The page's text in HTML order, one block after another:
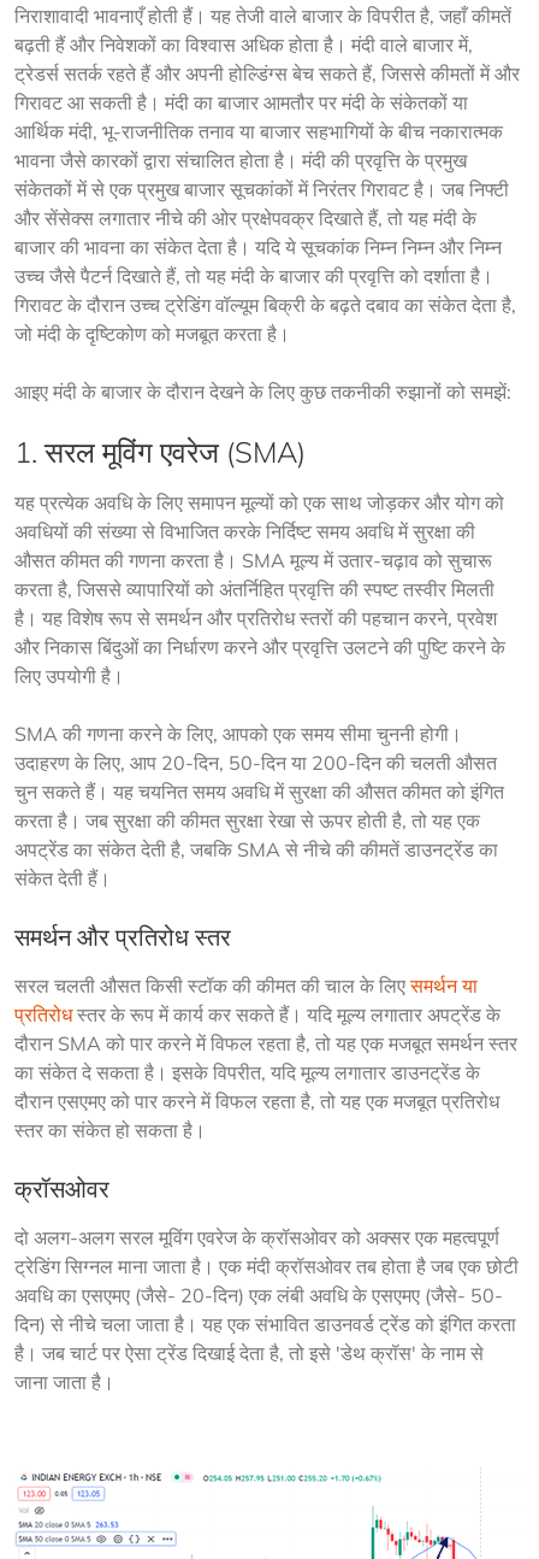
निराशावादी भावनाएँ होती हैं। यह तेजी वाले बाजार के विपरीत है, जहाँ कीमतें
बढ़ती हैं और निवेशकों का विश्वास अधिक होता है। मंदी वाले बाजार में,
ट्रेडर्स सतर्क रहते हैं और अपनी होल्डिंग्स बेच सकते हैं, जिससे कीमतों में और
गिरावट आ सकती है। मंदी का बाजार आमतौर पर मंदी के संकेतकों या
आर्थिक मंदी, भू-राजनीतिक तनाव या बाजार सहभागियों के बीच नकारात्मक
भावना जैसे कारकों द्वारा संचालित होता है। मंदी की प्रवृत्ति के प्रमुख
संकेतकों में से एक प्रमुख बाजार सूचकांकों में निरंतर गिरावट है। जब निफ्टी
और सेंसेक्स लगातार नीचे की ओर प्रक्षेपवक्र दिखाते हैं, तो यह मंदी के
बाजार की भावना का संकेत देता है। यदि ये सूचकांक निम्न निम्न और निम्न
उच्च जैसे पैटर्न दिखाते हैं, तो यह मंदी के बाजार की प्रवृत्ति को दर्शाता है।
गिरावट के दौरान उच्च ट्रेडिंग वॉल्यूम बिक्री के बढ़ते दबाव का संकेत देता है,
जो मंदी के दृष्टिकोण को मजबूत करता है।
आइए मंदी के बाजार के दौरान देखने के लिए कुछ तकनीकी रुझानों को समझें:
1. सरल मूविंग एवरेज (SMA)
यह प्रत्येक अवधि के लिए समापन मूल्यों को एक साथ जोड़कर और योग को
अवधियों की संख्या से विभाजित करके निर्दिष्ट समय अवधि में सुरक्षा की
औसत कीमत की गणना करता है। SMA मूल्य में उतार-चढ़ाव को सुचारू
करता है, जिससे व्यापारियों को अंतर्निहित प्रवृत्ति की स्पष्ट तस्वीर मिलती
है। यह विशेष रूप से समर्थन और प्रतिरोध स्तरों की पहचान करने, प्रवेश
और निकास बिंदुओं का निर्धारण करने और प्रवृत्ति उलटने की पुष्टि करने के
लिए उपयोगी है।
SMA की गणना करने के लिए, आपको एक समय सीमा चुननी होगी।
उदाहरण के लिए, आप 20-दिन, 50-दिन या 200-दिन की चलती औसत
चुन सकते हैं। यह चयनित समय अवधि में सुरक्षा की औसत कीमत को इंगित
करता है। जब सुरक्षा की कीमत सुरक्षा रेखा से ऊपर होती है, तो यह एक
अपट्रेंड का संकेत देती है, जबकि SMA से नीचे की कीमतें डाउनट्रेंड का
संकेत देती हैं।
समर्थन और प्रतिरोध स्तर
सरल चलती औसत किसी स्टॉक की कीमत की चाल के लिए समर्थन या
प्रतिरोध स्तर के रूप में कार्य कर सकते हैं। यदि मूल्य लगातार अपट्रेंड के
दौरान SMA को पार करने में विफल रहता है, तो यह एक मजबूत समर्थन स्तर
का संकेत दे सकता है। इसके विपरीत, यदि मूल्य लगातार डाउनट्रेंड के
दौरान एसएमए को पार करने में विफल रहता है, तो यह एक मजबूत प्रतिरोध
स्तर का संकेत हो सकता है।
क्रॉसओवर
दो अलग-अलग सरल मूविंग एवरेज के क्रॉसओवर को अक्सर एक महत्वपूर्ण
ट्रेडिंग सिग्नल माना जाता है। एक मंदी क्रॉसओवर तब होता है जब एक छोटी
अवधि का एसएमए (जैसे- 20-दिन) एक लंबी अवधि के एसएमए (जैसे- 50-
दिन) से नीचे चला जाता है। यह एक संभावित डाउनवर्ड ट्रेंड को इंगित करता
है। जब चार्ट पर ऐसा ट्रेंड दिखाई देता है, तो इसे 'डेथ क्रॉस' के नाम से
जाना जाता है।